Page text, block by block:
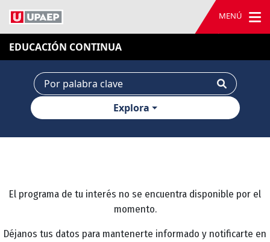
MENÚ
EDUCACIÓN CONTINUA
Explora
El programa de tu interés no se encuentra disponible por el
momento.
Déjanos tus datos para mantenerte informado y notificarte en